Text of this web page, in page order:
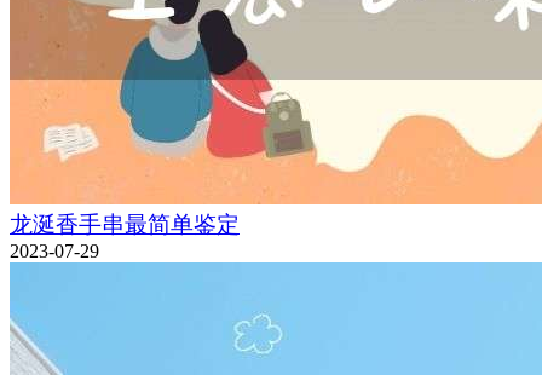
龙涎香手串最简单鉴定
2023-07-29